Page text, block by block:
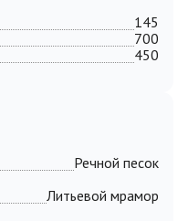
145
700
450
Речной песок
Литьевой мрамор